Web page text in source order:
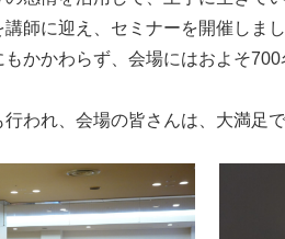
講師に迎え、セミナーを開催しまし
かかわらず、会場にはおよそ
われ、会場の皆さんは、大満足